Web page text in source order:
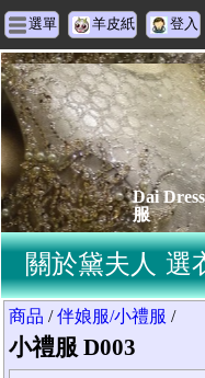
選單 羊皮紙 登入
Dai
服
關於黛夫人 選
商品 /伴娘服/小禮服 /
小禮服 D003